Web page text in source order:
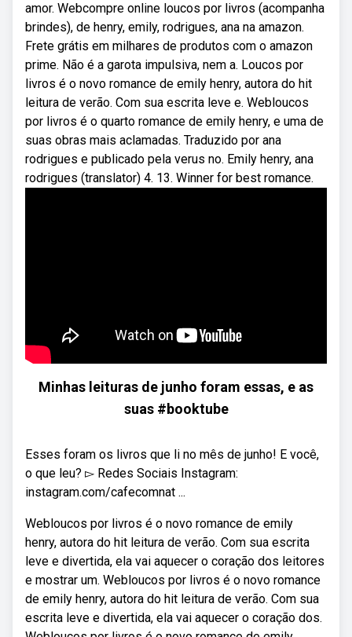
amor. Webcompre online loucos por livros (acompanha
brindes), de henry, emily, rodrigues, ana na amazon.
Frete grátis em milhares de produtos com o amazon
prime. Não é a garota impulsiva, nem a. Loucos por
livros é o novo romance de emily henry, autora do hit
leitura de verão. Com sua escrita leve e. Webloucos
por livros é o quarto romance de emily henry, e uma de
suas obras mais aclamadas. Traduzido por ana
rodrigues e publicado pela verus no. Emily henry, ana
rodrigues (translator) 4. 13. Winner for best romance.
Minhas leituras de junho foram essas, e as
suas #booktube
Esses foram os livros que li no mês de junho! E você,
o que leu? ▻ Redes Sociais Instagram:
instagram.com/cafecomnat ...
Webloucos por livros é o novo romance de emily
henry, autora do hit leitura de verão. Com sua escrita
leve e divertida, ela vai aquecer o coração dos leitores
e mostrar um. Webloucos por livros é o novo romance
de emily henry, autora do hit leitura de verão. Com sua
escrita leve e divertida, ela vai aquecer o coração dos.